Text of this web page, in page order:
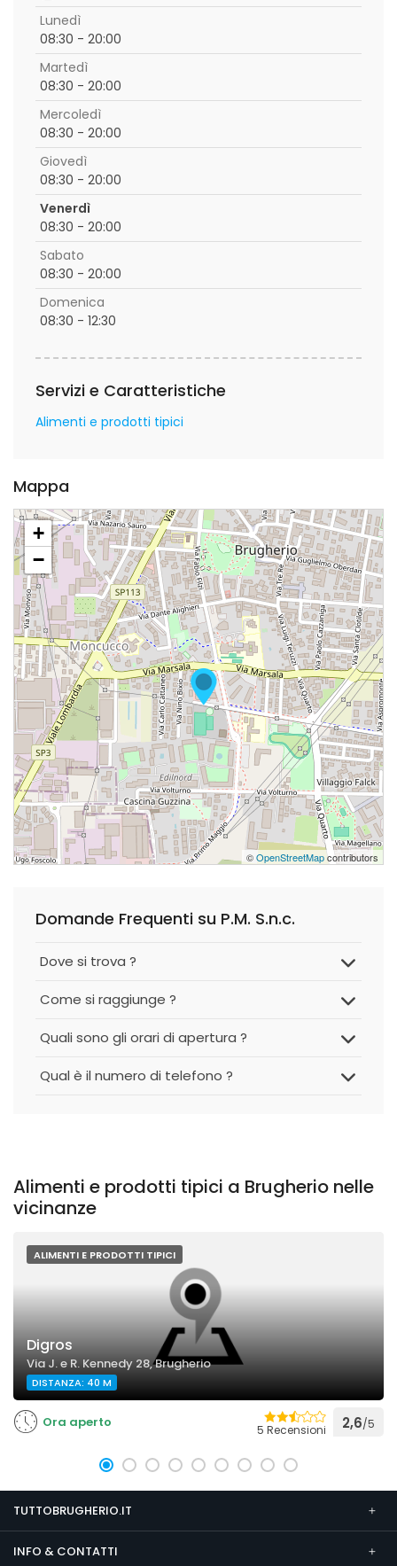
Lunedì
08:30 - 20:00
Martedì
08:30 - 20:00
Mercoledì
08:30 - 20:00
Giovedì
08:30 - 20:00
Venerdì
08:30 - 20:00
Sabato
08:30 - 20:00
Domenica
08:30 - 12:30
Servizi e Caratteristiche
Alimenti e prodotti tipici
Mappa
+
−
©OpenStreetMapcontributors
Domande Frequenti su P.M. S.n.c.
Dove si trova ?
Come si raggiunge ?
Quali sono gli orari di apertura ?
Qual è il numero di telefono ?
Alimenti e prodotti tipici a Brugherio nelle
vicinanze
ALIMENTI E PRODOTTI TIPICI
Digros
Via J. e R. Kennedy 28, Brugherio
DISTANZA: 40 M
Ora aperto 5 Recensioni 2,6/5
TUTTOBRUGHERIO.IT
INFO & CONTATTI